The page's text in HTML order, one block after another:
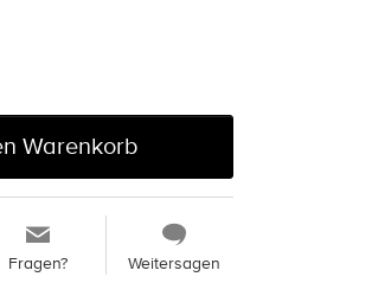
Warenkorb
Fragen? Weitersagen